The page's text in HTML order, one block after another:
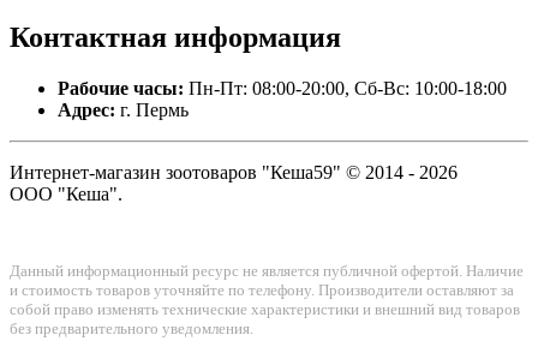
Контактная информация
Рабочие часы: Пн-Пт: 08:00-20:00, Сб-Вс: 10:00-18:00
Адрес: г. Пермь
Интернет-магазин зоотоваров "Кеша59" © 2014 - 2026
ООО "Кеша".
Данный информационный ресурс не является публичной офертой. Наличие
и стоимость товаров уточняйте по телефону. Производители оставляют за
собой право изменять технические характеристики и внешний вид товаров
без предварительного уведомления.